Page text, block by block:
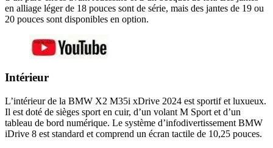
en alliage léger de 18 pouces sont de série, mais des jantes de 19 ou
20 pouces sont disponibles en option.
Intérieur
L’intérieur de la BMW X2 M35i xDrive 2024 est sportif et luxueux.
Il est doté de sièges sport en cuir, d’un volant M Sport et d’un
tableau de bord numérique. Le système d’infodivertissement BMW
iDrive 8 est standard et comprend un écran tactile de 10,25 pouces.